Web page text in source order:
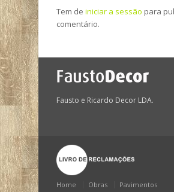
Tem de iniciar a sessão para
comentário.
Fausto e Ricardo Decor LDA.
Home Obras Pavimentos